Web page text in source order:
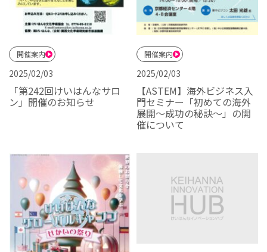
開催案内
2025/02/03
「第242回けいはんなサロ
ン」開催のお知らせ
開催案内
2025/02/03
【ASTEM】海外ビジネス入
門セミナー「初めての海外
展開～成功の秘訣～」の開
催について